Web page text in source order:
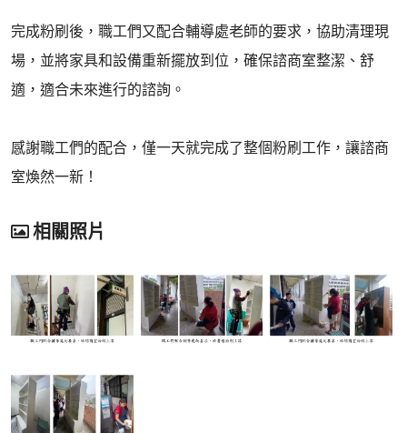
完成粉刷後，職工們又配合輔導處老師的要求，協助清理現
場，並將家具和設備重新擺放到位，確保諮商室整潔、舒
適，適合未來進行的諮詢。
感謝職工們的配合，僅一天就完成了整個粉刷工作，讓諮商
室煥然一新！
相關照片